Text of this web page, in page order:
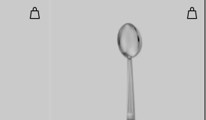
Collection de service à gâteau